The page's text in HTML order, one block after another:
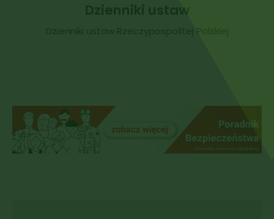
Dzienniki ustaw
Dzienniki ustaw Rzeczypospolitej Polskiej